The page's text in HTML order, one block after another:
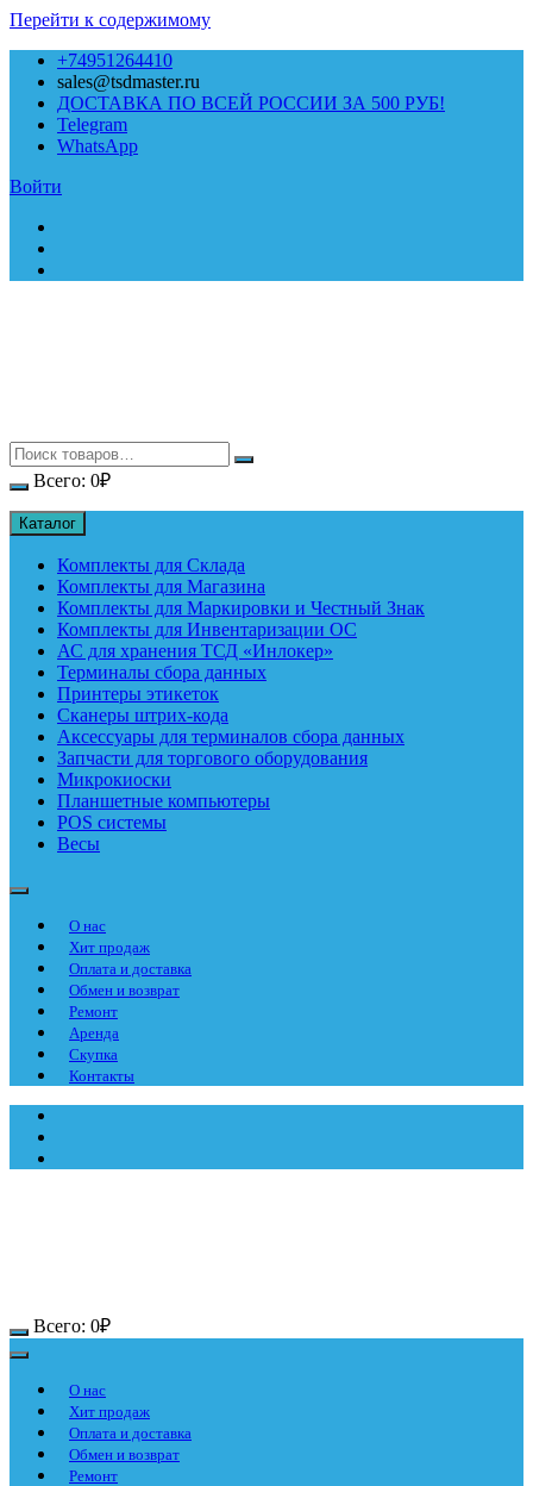
Перейти к содержимому
+74951264410
sales@tsdmaster.ru
ДОСТАВКА ПО ВСЕЙ РОССИИ ЗА 500 РУБ!
Telegram
WhatsApp
Войти
Всего: 0₽
Каталог
Комплекты для Склада
Комплекты для Магазина
Комплекты для Маркировки и Честный Знак
Комплекты для Инвентаризации ОС
АС для хранения ТСД «Инлокер»
Терминалы сбора данных
Принтеры этикеток
Сканеры штрих-кода
Аксессуары для терминалов сбора данных
Запчасти для торгового оборудования
Микрокиоски
Планшетные компьютеры
POS системы
Весы
О нас
Хит продаж
Оплата и доставка
Обмен и возврат
Ремонт
Аренда
Скупка
Контакты
Всего: 0₽
О нас
Хит продаж
Оплата и доставка
Обмен и возврат
Ремонт